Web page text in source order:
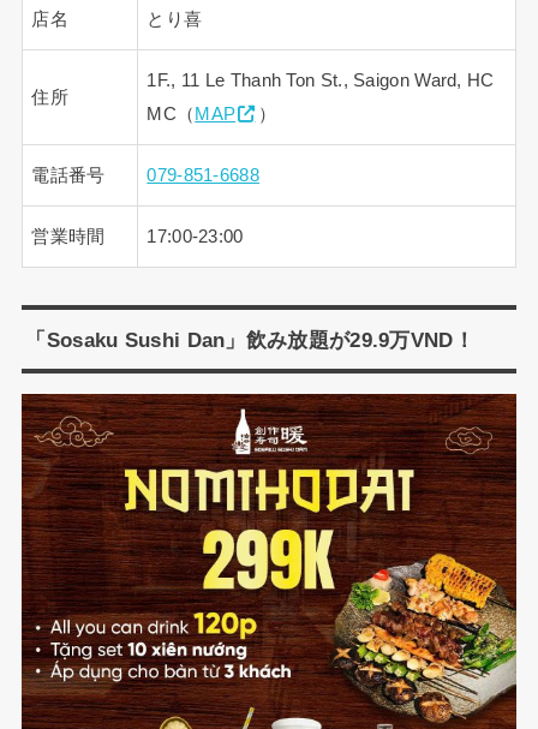
店名 とり喜
住所
1F., 11 Le Thanh Ton St., Saigon Ward, HC
MC（ MAP ）
電話番号 079-851-6688
営業時間 17:00-23:00
「Sosaku Sushi Dan」飲み放題が29.9万VND！